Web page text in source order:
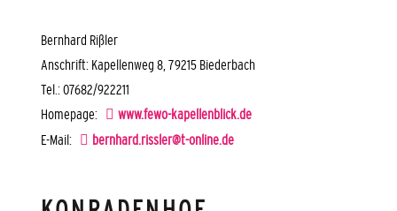
Bernhard Rißler
Anschrift: Kapellenweg 8, 79215 Biederbach
Tel.: 07682/922211
Homepage:
www.fewo-kapellenblick.de
E-Mail:
bernhard.rissler@t-online.de